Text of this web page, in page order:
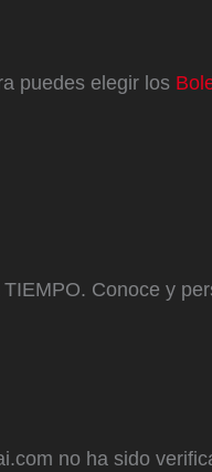
puedes elegir los
Conoce y
no ha sido